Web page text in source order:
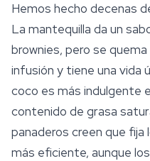
Hemos hecho decenas
La mantequilla da un
brownies, pero se
infusión y tiene una vida
coco es más indulgente
contenido de grasa
panaderos creen que
más eficiente, aunque